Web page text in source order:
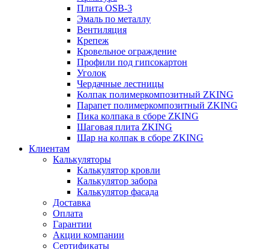
Плита OSB-3
Эмаль по металлу
Вентиляция
Крепеж
Кровельное ограждение
Профили под гипсокартон
Уголок
Чердачные лестницы
Колпак полимеркомпозитный ZKING
Парапет полимеркомпозитный ZKING
Пика колпака в сборе ZKING
Шаговая плита ZKING
Шар на колпак в сборе ZKING
Клиентам
Калькуляторы
Калькулятор кровли
Калькулятор забора
Калькулятор фасада
Доставка
Оплата
Гарантии
Акции компании
Сертификаты